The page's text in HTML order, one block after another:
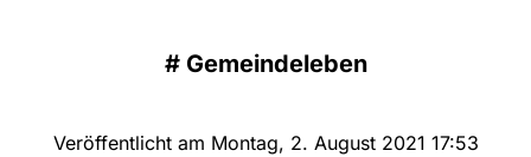
# Gemeindeleben
Veröffentlicht am Montag, 2. August 2021 17:53